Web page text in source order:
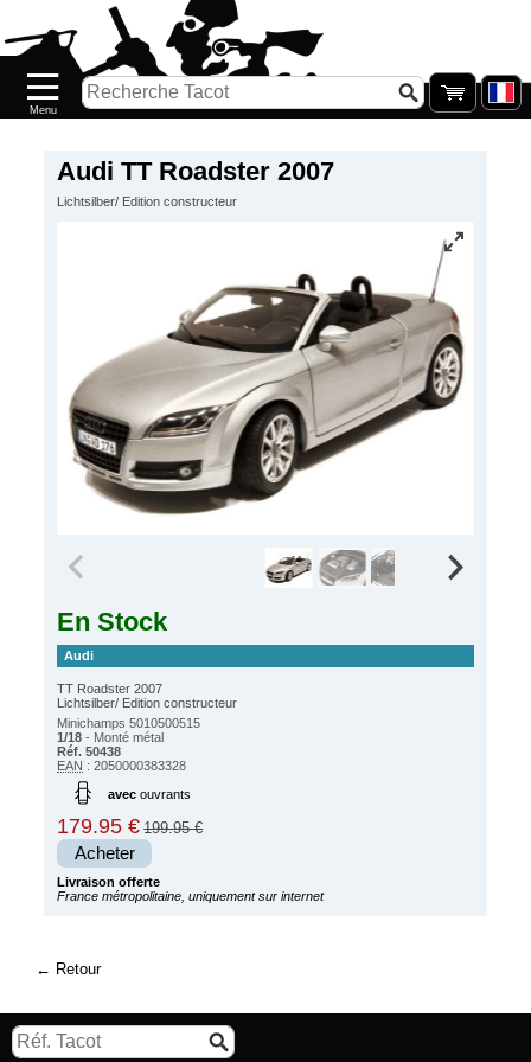
Audi TT Roadster 2007
Lichtsilber/ Edition constructeur
En Stock
Audi
TT Roadster 2007
Lichtsilber/ Edition constructeur
Minichamps 5010500515
1/18 - Monté métal
Réf. 50438
EAN : 2050000383328
avecouvrants
179.95 € 199.95 €
Acheter
Livraison offerte
France métropolitaine, uniquement sur internet
Retour
Nouveautés
Catalogue/Stock
Galerie